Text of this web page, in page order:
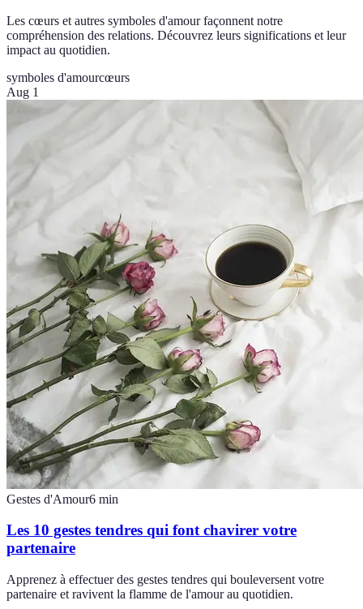
Les cœurs et autres symboles d'amour façonnent notre
compréhension des relations. Découvrez leurs significations et leur
impact au quotidien.
symboles d'amourcœurs
Aug 1
Gestes d'Amour6 min
Les 10 gestes tendres qui font chavirer votre
partenaire
Apprenez à effectuer des gestes tendres qui bouleversent votre
partenaire et ravivent la flamme de l'amour au quotidien.